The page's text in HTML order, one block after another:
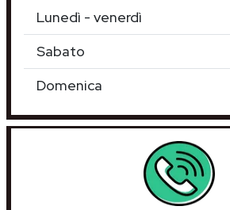
Lunedì - venerdì
Sabato
Domenica